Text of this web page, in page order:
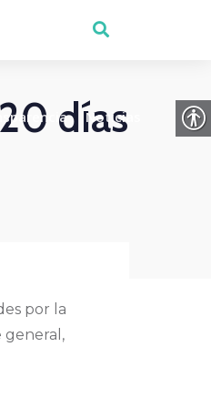
Noticias
días
por la
general,